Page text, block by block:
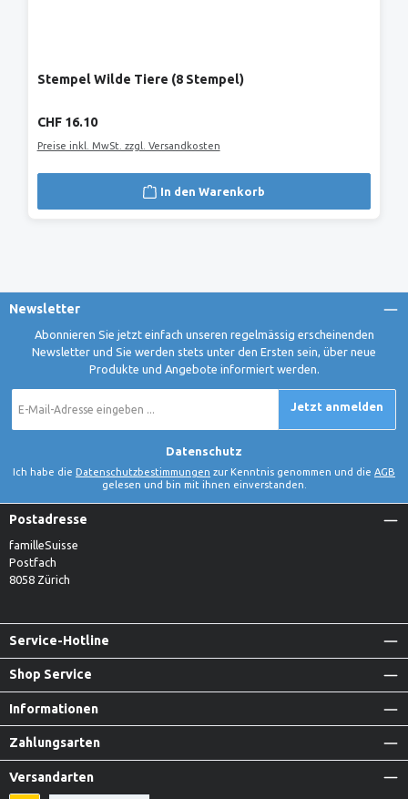
Stempel Wilde Tiere (8 Stempel)
Regulärer Preis:
CHF 16.10
Preise inkl. MwSt. zzgl. Versandkosten
In den Warenkorb
Newsletter
Abonnieren Sie jetzt einfach unseren regelmässig erscheinenden
Newsletter und Sie werden stets unter den Ersten sein, über neue
Produkte und Angebote informiert werden.
Mail-
Jetzt anmelden
Datenschutz
Ich habe die Datenschutzbestimmungen zur Kenntnis genommen und die AGB
gelesen und bin mit ihnen einverstanden.
Postadresse
familleSuisse
Postfach
8058 Zürich
Service-Hotline
Shop Service
Informationen
Zahlungsarten
Versandarten